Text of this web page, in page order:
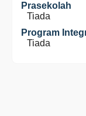
Prasekolah
Tiada
Program
Tiada